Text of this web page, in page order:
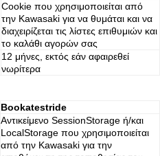
Cookie που χρησιμοποιείται από
την Kawasaki για να θυμάται και να
διαχειρίζεται τις λίστες επιθυμιών και
το καλάθι αγορών σας
12 μήνες, εκτός εάν αφαιρεθεί
νωρίτερα
Bookatestride
Αντικείμενο SessionStorage ή/και
LocalStorage που χρησιμοποιείται
από την Kawasaki για την